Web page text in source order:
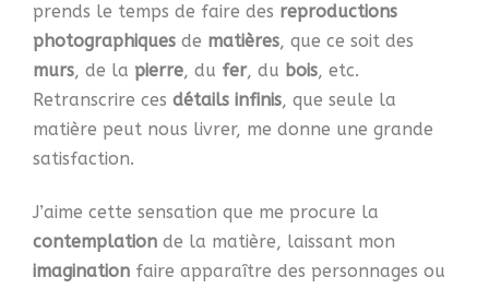
prends le temps de faire des reproductions
photographiques de matières, que ce soit des
murs, de la pierre, du fer, du bois, etc.
Retranscrire ces détails infinis, que seule la
matière peut nous livrer, me donne une grande
satisfaction.
J’aime cette sensation que me procure la
contemplation de la matière, laissant mon
imagination faire apparaître des personnages ou